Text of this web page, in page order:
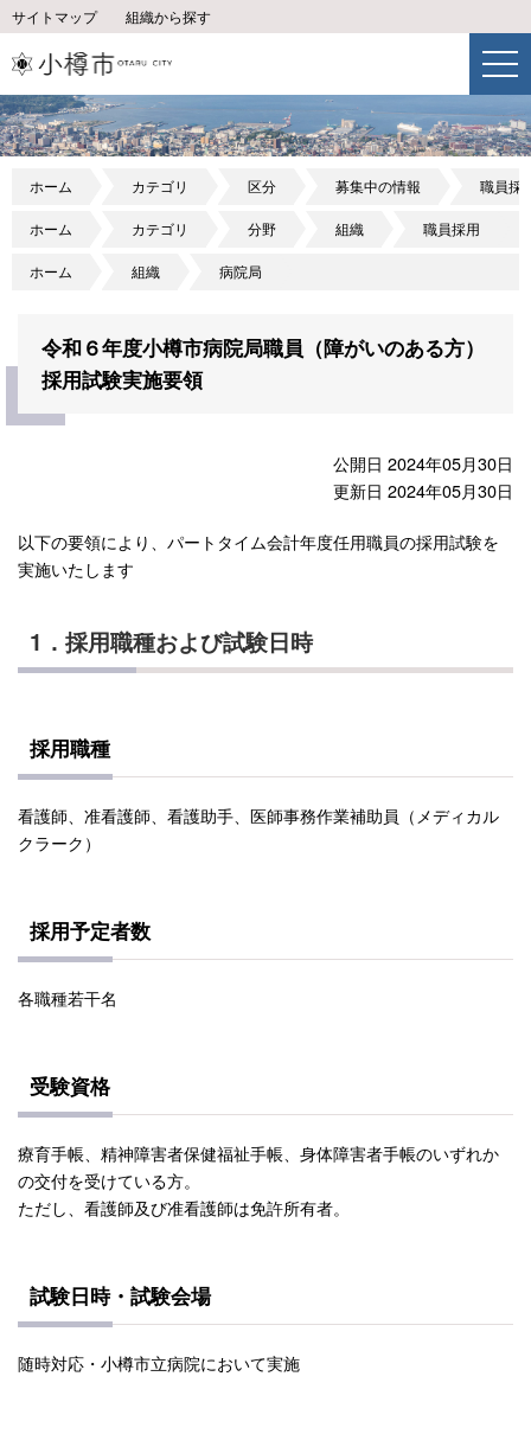
サイトマップ 組織から探す
ホーム カテゴリ 区分 募集中の情報 職員採
ホーム カテゴリ 分野 組織 職員採用
ホーム 組織 病院局
令和６年度小樽市病院局職員（障がいのある方）
採用試験実施要領
公開日 2024年05月30日
更新日 2024年05月30日
以下の要領により、パートタイム会計年度任用職員の採用試験を
実施いたします
1．採用職種および試験日時
採用職種
看護師、准看護師、看護助手、医師事務作業補助員（メディカル
クラーク）
採用予定者数
各職種若干名
受験資格
療育手帳、精神障害者保健福祉手帳、身体障害者手帳のいずれか
の交付を受けている方。
ただし、看護師及び准看護師は免許所有者。
試験日時・試験会場
随時対応・小樽市立病院において実施